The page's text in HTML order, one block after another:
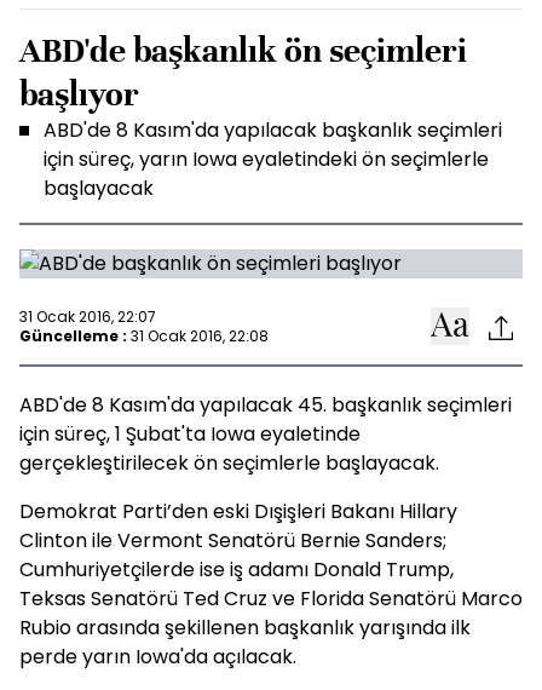
ABD'de başkanlık ön seçimleri
başlıyor
ABD'de 8 Kasım'da yapılacak başkanlık seçimleri
için süreç, yarın Iowa eyaletindeki ön seçimlerle
başlayacak
31 Ocak 2016, 22:07
Güncelleme : 31 Ocak 2016, 22:08
ABD'de 8 Kasım'da yapılacak 45. başkanlık seçimleri
için süreç, 1 Şubat'ta Iowa eyaletinde
gerçekleştirilecek ön seçimlerle başlayacak.
Demokrat Parti’den eski Dışişleri Bakanı Hillary
Clinton ile Vermont Senatörü Bernie Sanders;
Cumhuriyetçilerde ise iş adamı Donald Trump,
Teksas Senatörü Ted Cruz ve Florida Senatörü Marco
Rubio arasında şekillenen başkanlık yarışında ilk
perde yarın Iowa'da açılacak.